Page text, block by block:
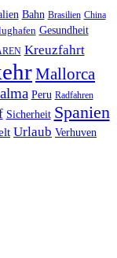
Bahn Brasilien China
Gesundheit
Kreuzfahrt
Mallorca
Peru Radfahren
Sicherheit Spanien
Urlaub Verhuven